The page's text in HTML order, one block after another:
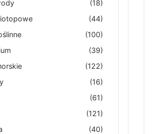
(18)
(44)
(100)
(39)
(122)
(16)
(61)
(121)
(40)